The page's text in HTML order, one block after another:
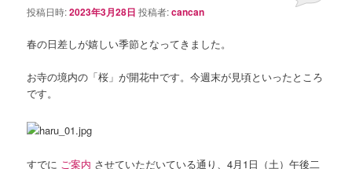
投稿日時:2023年3月28日 投稿者:cancan
春の日差しが嬉しい季節となってきました。
お寺の境内の「桜」が開花中です。今週末が見頃といったところ
です。
すでに ご案内 させていただいている通り、4月1日（土）午後二